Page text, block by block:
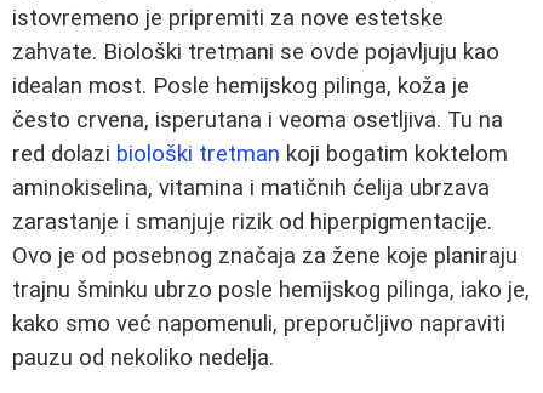
istovremeno je pripremiti za nove estetske
zahvate. Biološki tretmani se ovde pojavljuju kao
idealan most. Posle hemijskog pilinga, koža je
često crvena, isperutana i veoma osetljiva. Tu na
red dolazi biološki tretman koji bogatim koktelom
aminokiselina, vitamina i matičnih ćelija ubrzava
zarastanje i smanjuje rizik od hiperpigmentacije.
Ovo je od posebnog značaja za žene koje planiraju
trajnu šminku ubrzo posle hemijskog pilinga, iako je,
kako smo već napomenuli, preporučljivo napraviti
pauzu od nekoliko nedelja.